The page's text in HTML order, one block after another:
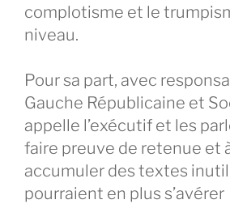
complotisme et le
niveau.
Pour sa part, avec
Gauche Républicaine et
appelle l’exécutif et les
faire preuve de retenue et
accumuler des textes
pourraient en plus s’avérer